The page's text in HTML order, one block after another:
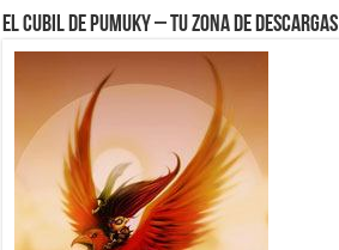
El Cubil de Pumuky – Tu zona de Descargas